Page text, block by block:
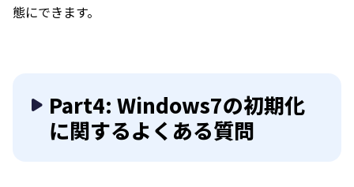
態にできます。
Part4: Windows7の初期化
に関するよくある質問